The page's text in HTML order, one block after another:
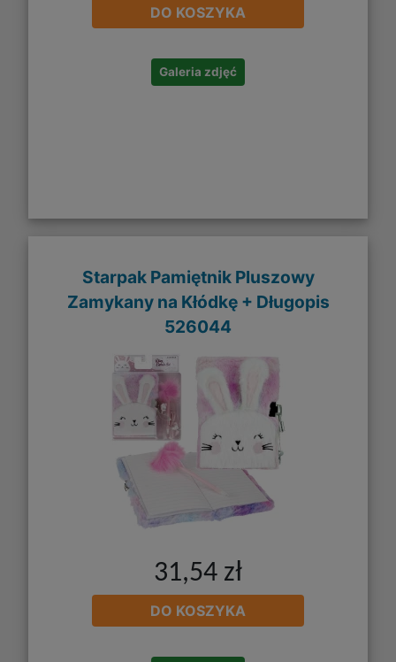
DO KOSZYKA
Galeria zdjęć
Starpak Pamiętnik Pluszowy
Zamykany na Kłódkę + Długopis
526044
31,54 zł
DO KOSZYKA